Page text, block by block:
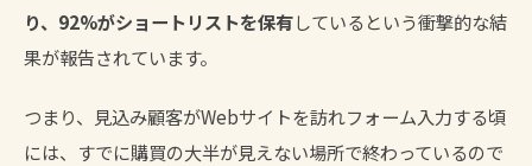
り、92%がショートリストを保有しているという衝撃的な結
果が報告されています。
つまり、見込み顧客がWebサイトを訪れフォーム入力する頃
には、すでに購買の大半が見えない場所で終わっているので